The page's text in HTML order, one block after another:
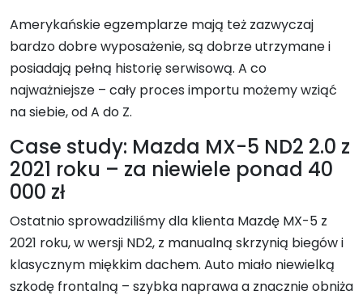
Amerykańskie egzemplarze mają też zazwyczaj
bardzo dobre wyposażenie, są dobrze utrzymane i
posiadają pełną historię serwisową. A co
najważniejsze – cały proces importu możemy wziąć
na siebie, od A do Z.
Case study: Mazda MX-5 ND2 2.0 z
2021 roku – za niewiele ponad 40
000 zł
Ostatnio sprowadziliśmy dla klienta Mazdę MX-5 z
2021 roku, w wersji ND2, z manualną skrzynią biegów i
klasycznym miękkim dachem. Auto miało niewielką
szkodę frontalną – szybka naprawa a znacznie obniża